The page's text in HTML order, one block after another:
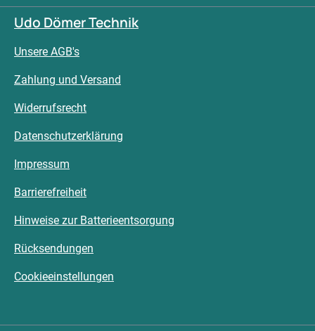
Udo Dömer Technik
Unsere AGB's
Zahlung und Versand
Widerrufsrecht
Datenschutzerklärung
Impressum
Barrierefreiheit
Hinweise zur Batterieentsorgung
Rücksendungen
Cookieeinstellungen